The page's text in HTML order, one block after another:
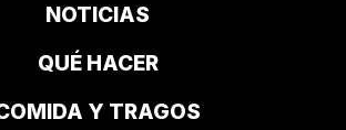
NOTICIAS
QUÉ HACER
Y TRAGOS